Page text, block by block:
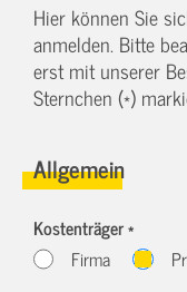
Hier können Sie
anmelden. Bitte
erst mit unserer
Sternchen (*)
Allgemein
Kostenträger *
Firma